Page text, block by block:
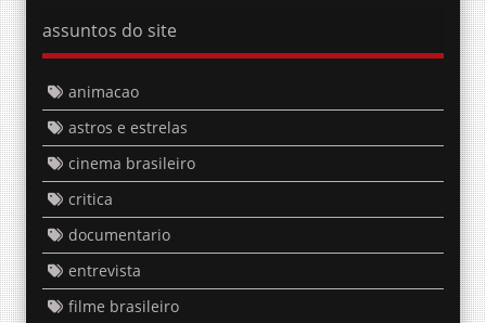
assuntos do site
animacao
astros e estrelas
cinema brasileiro
critica
documentario
entrevista
filme brasileiro